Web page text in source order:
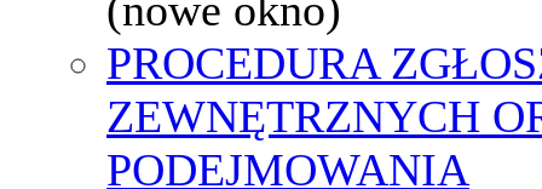
PROCEDURA
ZEWNĘTRZNYCH
PODEJMOWANIA